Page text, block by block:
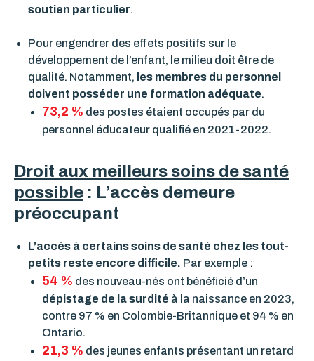
soutien particulier.
Pour engendrer des effets positifs sur le
développement de l’enfant, le milieu doit être de
qualité. Notamment, les membres du personnel
doivent posséder une formation adéquate.
73,2 % des postes étaient occupés par du
personnel éducateur qualifié en 2021-2022.
Droit aux meilleurs soins de santé
possible : L’accès demeure
préoccupant
L’accès à certains soins de santé chez les tout-
petits reste encore difficile. Par exemple :
54 % des nouveau-nés ont bénéficié d’un
dépistage de la surdité à la naissance en 2023,
contre 97 % en Colombie-Britannique et 94 % en
Ontario.
21,3 % des jeunes enfants présentant un retard